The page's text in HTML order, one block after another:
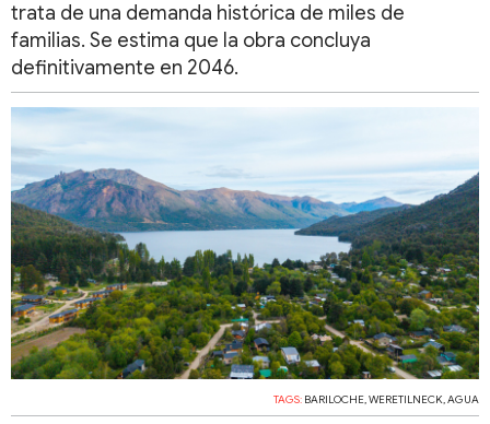
trata de una demanda histórica de miles de
familias. Se estima que la obra concluya
definitivamente en 2046.
TAGS: BARILOCHE,WERETILNECK,AGUA